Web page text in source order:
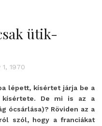
ütik-
1, 1970
lépett, kísértet járja be a
De mi is az a
ócsárlása)? Röviden az a
szól, hogy a franciákat